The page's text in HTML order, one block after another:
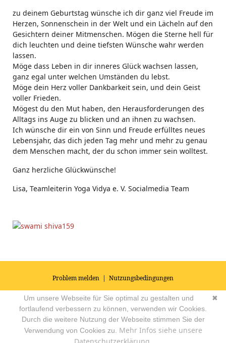
zu deinem Geburtstag wünsche ich dir ganz viel Freude im
Herzen, Sonnenschein in der Welt und ein Lächeln auf den
Gesichtern deiner Mitmenschen. Mögen die Sterne hell für
dich leuchten und deine tiefsten Wünsche wahr werden
lassen.
Möge dass Leben in dir inneres Glück wachsen lassen,
ganz egal unter welchen Umständen du lebst.
Möge dein Herz voller Dankbarkeit sein, und dein Geist
voller Frieden.
Mögest du den Mut haben, den Herausforderungen des
Alltags ins Auge zu blicken und an ihnen zu wachsen.
Ich wünsche dir ein von Sinn und Freude erfülltes neues
Lebensjahr, das dich jeden Tag mehr und mehr zu genau
dem Menschen macht, der du schon immer sein wolltest.
Ganz herzliche Glückwünsche!
Lisa, Teamleiterin Yoga Vidya e. V. Socialmedia Team
Problem melden | Nutzungsbedingungen
© 2026Impressum|Datenschutz|AGB's| Yoga Vidya Community -
Forum für Yoga, Meditation und Ayurveda Powered by
✖
Um unsere Webseite für Sie optimal zu gestalten und
fortlaufend verbessern zu können, verwenden wir Cookies.
Durch die weitere Nutzung der Webseite stimmen Sie der
Verwendung von Cookies zu. Mehr Infos siehe unsere